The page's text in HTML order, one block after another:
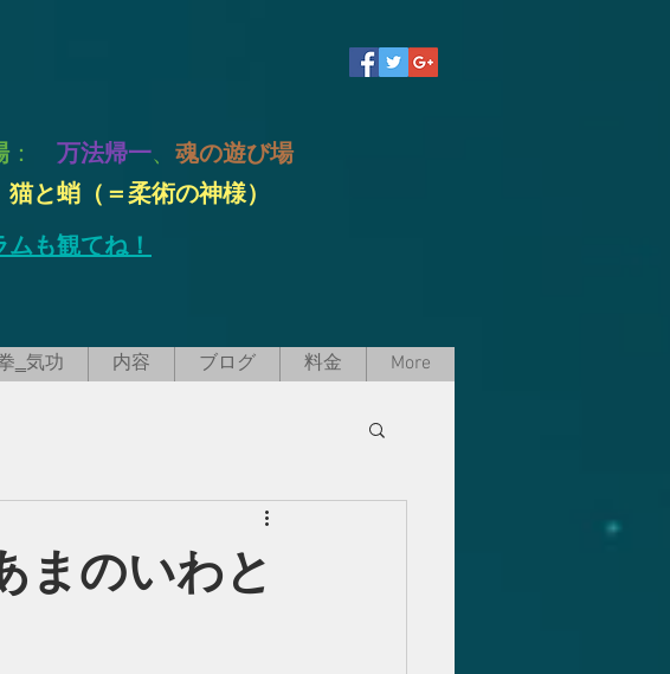
： 万法帰一、 魂の遊び場
と蛸（＝柔術の神様）
も観てね！
‗気功 内容 ブログ 料金 More
まのいわと